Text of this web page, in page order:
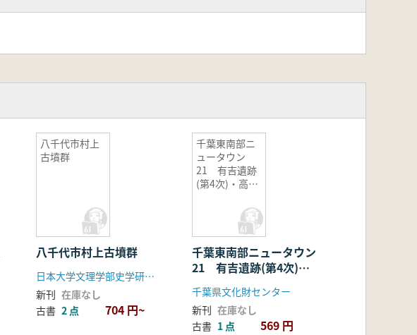
八千代市村上
古墳群
八千代市村上古墳群
日本大学文理学部史学研究室
新刊 在庫なし
古書 2 点 704 円~
千葉東南部ニ
ュータウン
21 有吉遺跡
(第4次)・高沢
千葉東南部ニュータウン
21 有吉遺跡(第4次)・
高沢古墳群
千葉県文化財センター
新刊 在庫なし
古書 1 点 569 円